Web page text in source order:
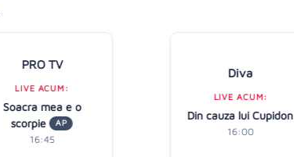
PRO TV
LIVE ACUM:
Soacra mea e o
scorpie
AP
16:45
Diva
LIVE ACUM:
Din cauza lui Cupidon
16:00